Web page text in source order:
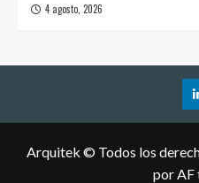
4 agosto, 2026
Arquitek © Todos los
por AF